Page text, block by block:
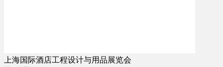
上海国际酒店工程设计与用品展览会